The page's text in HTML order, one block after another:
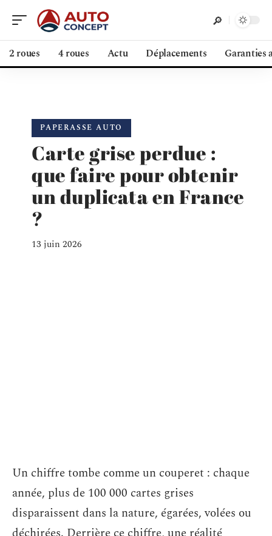
2 roues 4 roues Actu Déplacements Garanties
PAPERASSE AUTO
Carte grise perdue :
que faire pour obtenir
un duplicata en France
?
13 juin 2026
Un chiffre tombe comme un couperet : chaque
année, plus de 100 000 cartes grises
disparaissent dans la nature, égarées, volées ou